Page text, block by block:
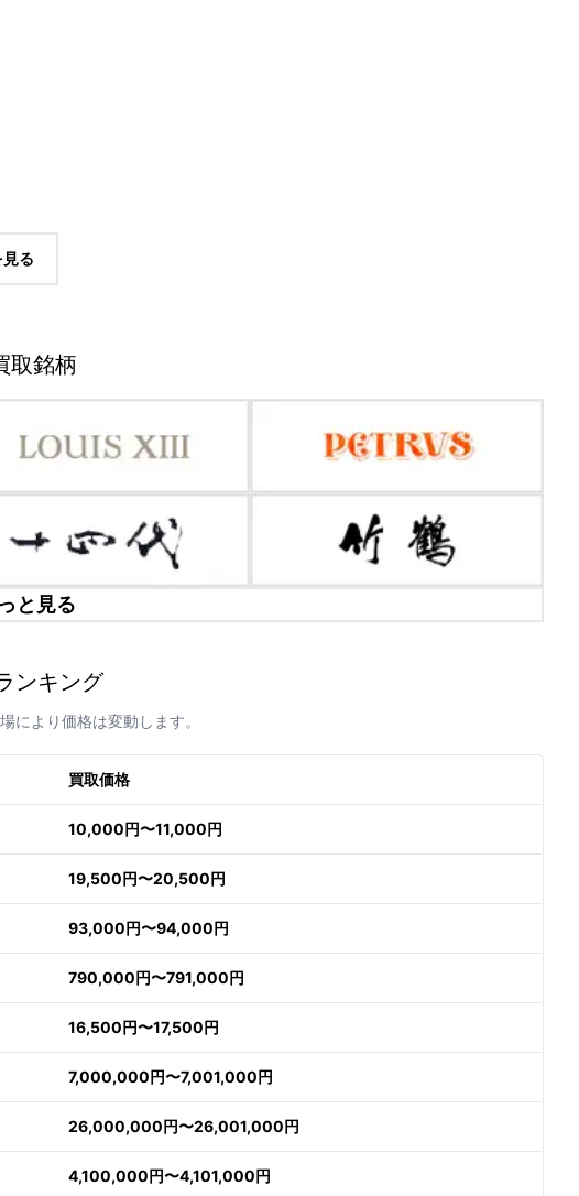
る
取銘柄
と見る
ンキング
により価格は変動します。
買取価格
10,000円〜11,000円
19,500円〜20,500円
93,000円〜94,000円
790,000円〜791,000円
16,500円〜17,500円
7,000,000円〜7,001,000円
26,000,000円〜26,001,000円
4,100,000円〜4,101,000円